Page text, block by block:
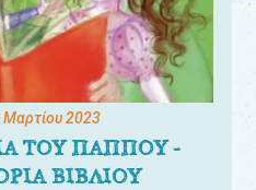
Μαρτίου 2023
ΤΟΥ ΠΑΠΠΟΥ -
ΒΙΒΛΙΟΥ